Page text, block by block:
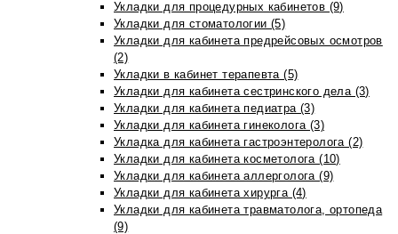
Укладки для процедурных кабинетов (9)
Укладки для стоматологии (5)
Укладки для кабинета предрейсовых осмотров
(2)
Укладки в кабинет терапевта (5)
Укладки для кабинета сестринского дела (3)
Укладки для кабинета педиатра (3)
Укладки для кабинета гинеколога (3)
Укладка для кабинета гастроэнтеролога (2)
Укладки для кабинета косметолога (10)
Укладки для кабинета аллерголога (9)
Укладки для кабинета хирурга (4)
Укладки для кабинета травматолога, ортопеда
(9)